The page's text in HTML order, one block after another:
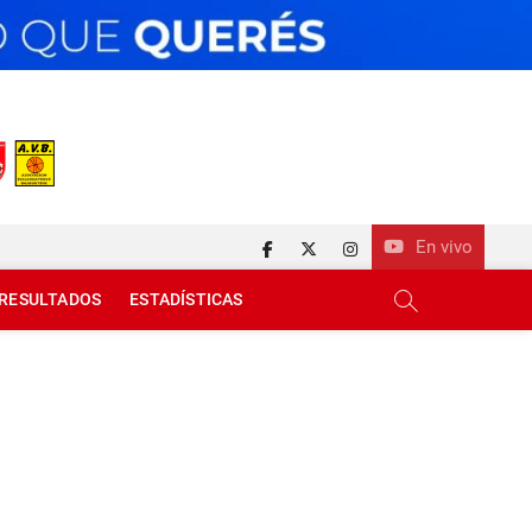
En vivo
facebook
twitterinstagram
RESULTADOS ESTADÍSTICAS